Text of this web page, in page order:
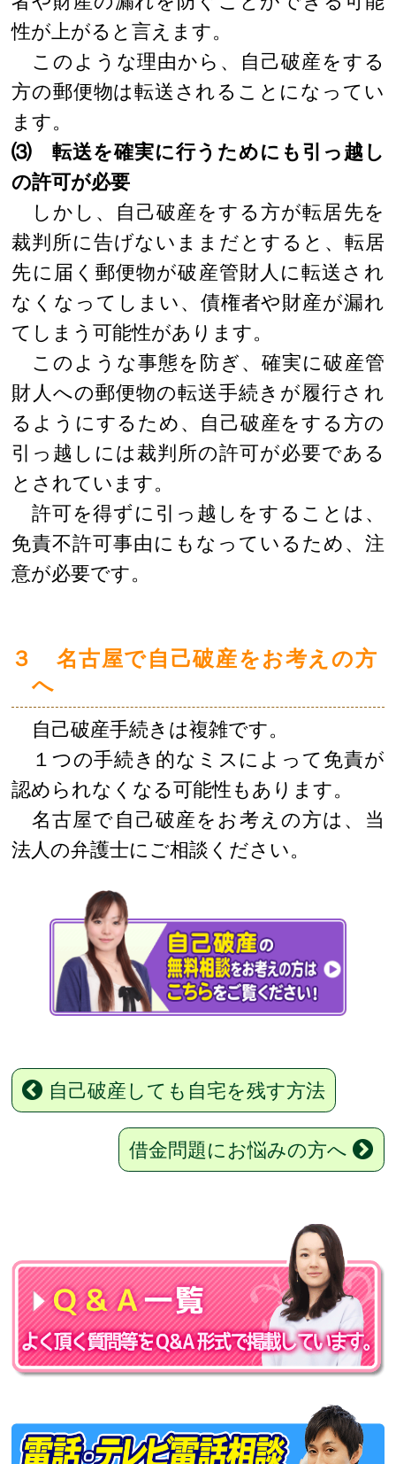
性が上がると言えます。
このような理由から、自己破産をする
方の郵便物は転送されることになってい
ます。
⑶ 転送を確実に行うためにも引っ越し
の許可が必要
しかし、自己破産をする方が転居先を
裁判所に告げないままだとすると、転居
先に届く郵便物が破産管財人に転送され
なくなってしまい、債権者や財産が漏れ
てしまう可能性があります。
このような事態を防ぎ、確実に破産管
財人への郵便物の転送手続きが履行され
るようにするため、自己破産をする方の
引っ越しには裁判所の許可が必要である
とされています。
許可を得ずに引っ越しをすることは、
免責不許可事由にもなっているため、注
意が必要です。
３ 名古屋で自己破産をお考えの方
へ
自己破産手続きは複雑です。
１つの手続き的なミスによって免責が
認められなくなる可能性もあります。
名古屋で自己破産をお考えの方は、当
法人の弁護士にご相談ください。
自己破産しても自宅を残す方法
借金問題にお悩みの方へ